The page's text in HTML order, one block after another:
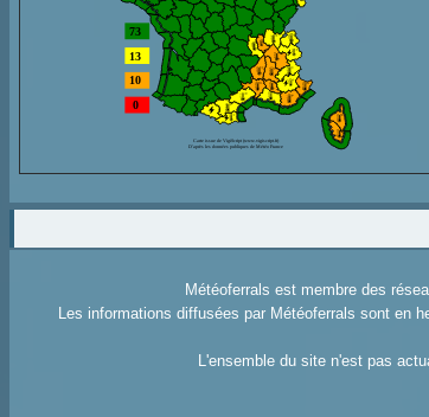
Météoferrals est membre des
Les informations diffusées par Météoferrals sont en
L'ensemble du site n'est pas